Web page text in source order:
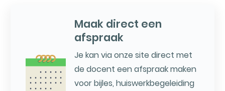
Maak direct een
afspraak
Je kan via onze site direct met
de docent een afspraak maken
voor bijles, huiswerkbegeleiding